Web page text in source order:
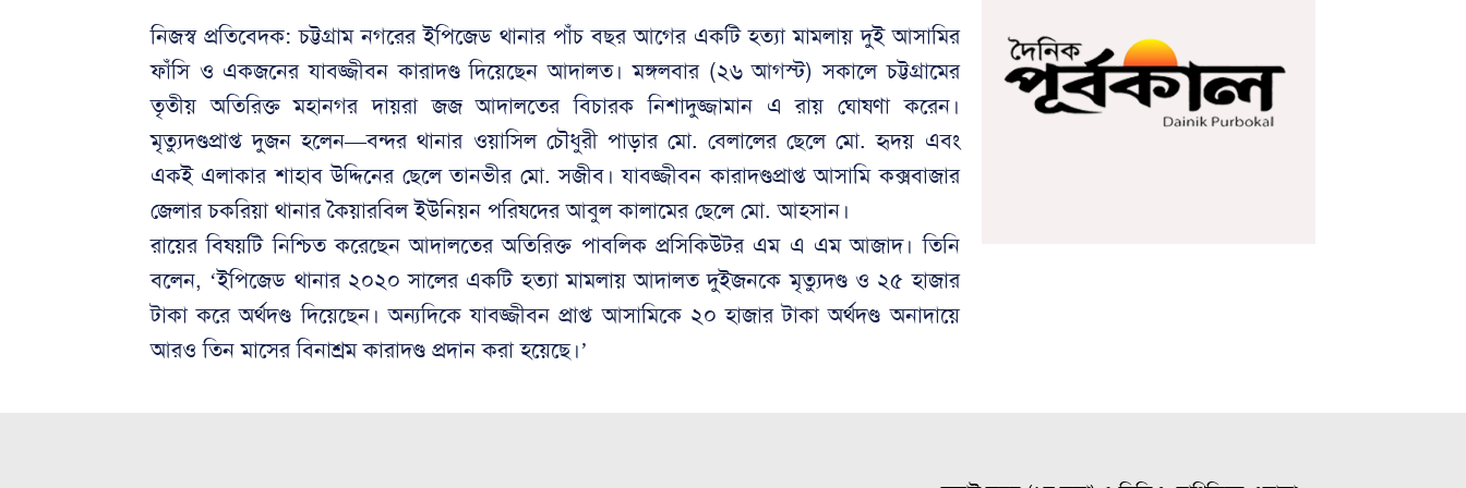
নিজস্ব প্রতিবেদক: চট্টগ্রাম নগরের ইপিজেড থানার পাঁচ বছর আগের একটি হত্যা মামলায় দুই আসামির
ফাঁসি ও একজনের যাবজ্জীবন কারাদণ্ড দিয়েছেন আদালত। মঙ্গলবার (২৬ আগস্ট) সকালে চট্টগ্রামের
তৃতীয় অতিরিক্ত মহানগর দায়রা জজ আদালতের বিচারক নিশাদুজ্জামান এ রায় ঘোষণা করেন।
মৃত্যুদণ্ডপ্রাপ্ত দুজন হলেন—বন্দর থানার ওয়াসিল চৌধুরী পাড়ার মো. বেলালের ছেলে মো. হৃদয় এবং
একই এলাকার শাহাব উদ্দিনের ছেলে তানভীর মো. সজীব। যাবজ্জীবন কারাদণ্ডপ্রাপ্ত আসামি কক্সবাজার
জেলার চকরিয়া থানার কৈয়ারবিল ইউনিয়ন পরিষদের আবুল কালামের ছেলে মো. আহসান।
রায়ের বিষয়টি নিশ্চিত করেছেন আদালতের অতিরিক্ত পাবলিক প্রসিকিউটর এম এ এম আজাদ। তিনি
বলেন, ‘ইপিজেড থানার ২০২০ সালের একটি হত্যা মামলায় আদালত দুইজনকে মৃত্যুদণ্ড ও ২৫ হাজার
টাকা করে অর্থদণ্ড দিয়েছেন। অন্যদিকে যাবজ্জীবন প্রাপ্ত আসামিকে ২০ হাজার টাকা অর্থদণ্ড অনাদায়ে
আরও তিন মাসের বিনাশ্রম কারাদণ্ড প্রদান করা হয়েছে।’